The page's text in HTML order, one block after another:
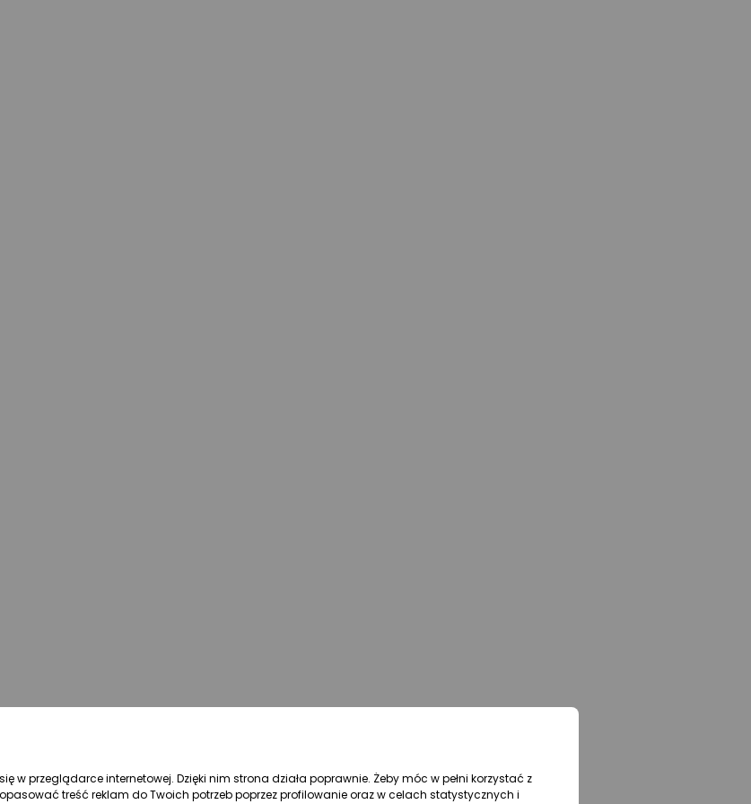
w przeglądarce internetowej. Dzięki nim strona działa poprawnie. Żeby móc w pełni korzystać z
treść reklam do Twoich potrzeb poprzez profilowanie oraz w celach statystycznych i